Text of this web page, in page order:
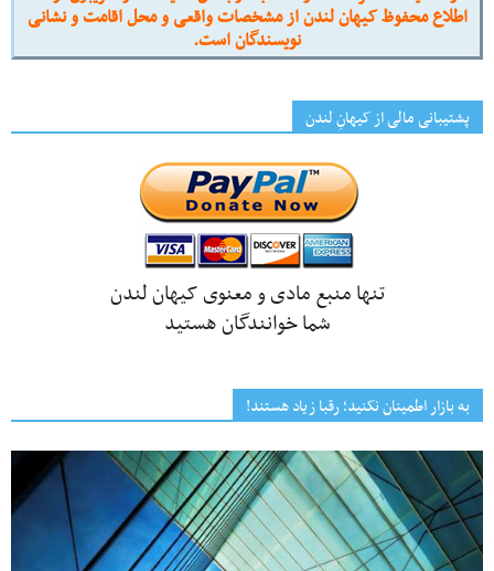
اطلاع محفوظ کیهان لندن از مشخصات واقعی و محل اقامت و نشانی
نویسندگان است.
پشتیبانی مالی از کیهانِ لندن
تنها منبع مادی و معنوی کیهان لندن
شما خوانندگان هستید
به بازار اطمینان نکنید؛ رقبا زیاد هستند!